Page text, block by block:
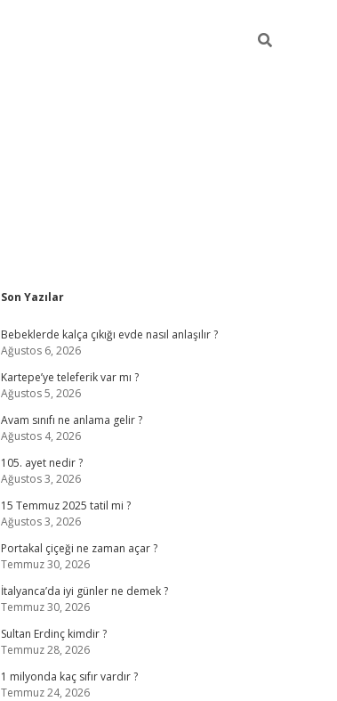
Sidebar
Son Yazılar
Bebeklerde kalça çıkığı evde nasıl anlaşılır ?
Ağustos 6, 2026
Kartepe’ye teleferik var mı ?
Ağustos 5, 2026
Avam sınıfı ne anlama gelir ?
Ağustos 4, 2026
105. ayet nedir ?
Ağustos 3, 2026
15 Temmuz 2025 tatil mi ?
Ağustos 3, 2026
Portakal çiçeği ne zaman açar ?
Temmuz 30, 2026
İtalyanca’da iyi günler ne demek ?
Temmuz 30, 2026
Sultan Erdinç kimdir ?
Temmuz 28, 2026
1 milyonda kaç sıfır vardır ?
Temmuz 24, 2026